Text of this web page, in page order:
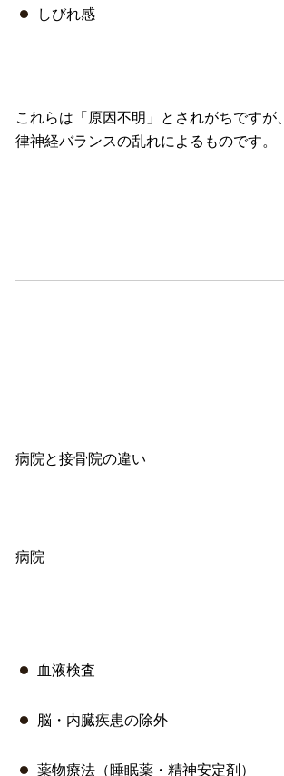
しびれ感
これらは「原因不明」とされがちですが、
律神経バランスの乱れによるものです。
病院と接骨院の違い
病院
血液検査
脳・内臓疾患の除外
薬物療法（睡眠薬・精神安定剤）